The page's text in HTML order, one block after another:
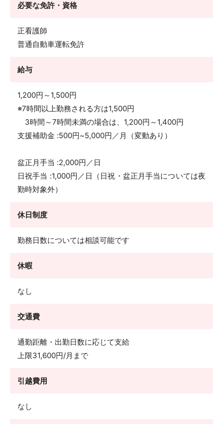
必要な免許・資格
正看護師
普通自動車運転免許
給与
1,200円～1,500円
※7時間以上勤務される方は1,500円
3時間～7時間未満の場合は、1,200円～1,400円
支援補助金 :500円~5,000円／月（変動あり）
盆正月手当 :2,000円／日
日祝手当 :1,000円／日（日祝・盆正月手当については夜
勤時対象外）
休日制度
勤務日数については相談可能です
休暇
なし
交通費
通勤距離・出勤日数に応じて支給
上限31,600円/月まで
引越費用
なし